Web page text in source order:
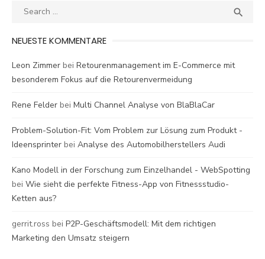
Search

NEUESTE KOMMENTARE
Leon Zimmer bei Retourenmanagement im E-Commerce mit
besonderem Fokus auf die Retourenvermeidung
Rene Felder bei Multi Channel Analyse von BlaBlaCar
Problem-Solution-Fit: Vom Problem zur Lösung zum Produkt -
Ideensprinter bei Analyse des Automobilherstellers Audi
Kano Modell in der Forschung zum Einzelhandel - WebSpotting
bei Wie sieht die perfekte Fitness-App von Fitnessstudio-
Ketten aus?
gerrit.ross bei P2P-Geschäftsmodell: Mit dem richtigen
Marketing den Umsatz steigern